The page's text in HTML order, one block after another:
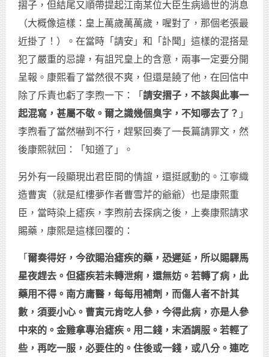
摺子，但結尾又順帶提起江南某位大臣生病過世的消息
（大概像這樣：皇上萬歲萬萬歲，喔對了，那個老張最
近掛了！）。在當時「請安」和「訃聞」這樣的混搭是
犯了嚴重的忌諱，有詛咒皇上的含意，兩事一定要分開
呈報。康熙看了當然很不爽，但還是饒了他，在回信中
除了斥責也虧了李煦一下：「 請安摺子，不該與此事一
起混寫，甚屬不敬。爾之識幾個臭字，不知哪去了？ 」
李煦看了當然嚇到不行，趕緊回奏了一長篇請罪文，然
後康熙就回：「知道了」。
另外有一段顯現出君臣間的情誼，還挺感動的。江寧織
造曹寅（就是紅樓夢作者曹雪芹的爺爺）也是康熙重
臣，當時染上瘧疾，李煦前去探病之後，上奏康熙請求
賜藥，康熙是這樣回覆的：
「 爾奏得好，今欲賜治瘧疾的藥，恐遲延，所以賜驛馬
星夜趕去。但瘧疾若未轉泄痢，還無妨。若轉了病，此
藥用不得。南方庸醫，每每用補劑，而傷人者不計其
數，須要小心。曹寅元肯吃人參，今得此病，亦是人參
中來的。金雞拿專治瘧疾。用二錢，末酒調服。若輕了
些，再吃一服，必要住的。住後或一錢，或八分。連吃